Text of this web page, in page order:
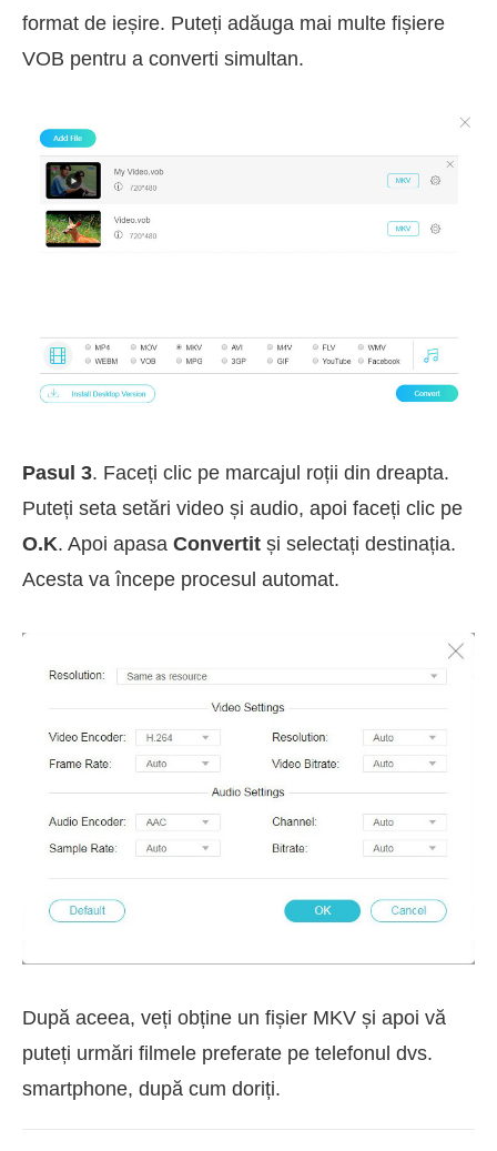
format de ieșire. Puteți adăuga mai multe fișiere
VOB pentru a converti simultan.
Pasul 3. Faceți clic pe marcajul roții din dreapta.
Puteți seta setări video și audio, apoi faceți clic pe
O.K. Apoi apasa Convertit și selectați destinația.
Acesta va începe procesul automat.
După aceea, veți obține un fișier MKV și apoi vă
puteți urmări filmele preferate pe telefonul dvs.
smartphone, după cum doriți.